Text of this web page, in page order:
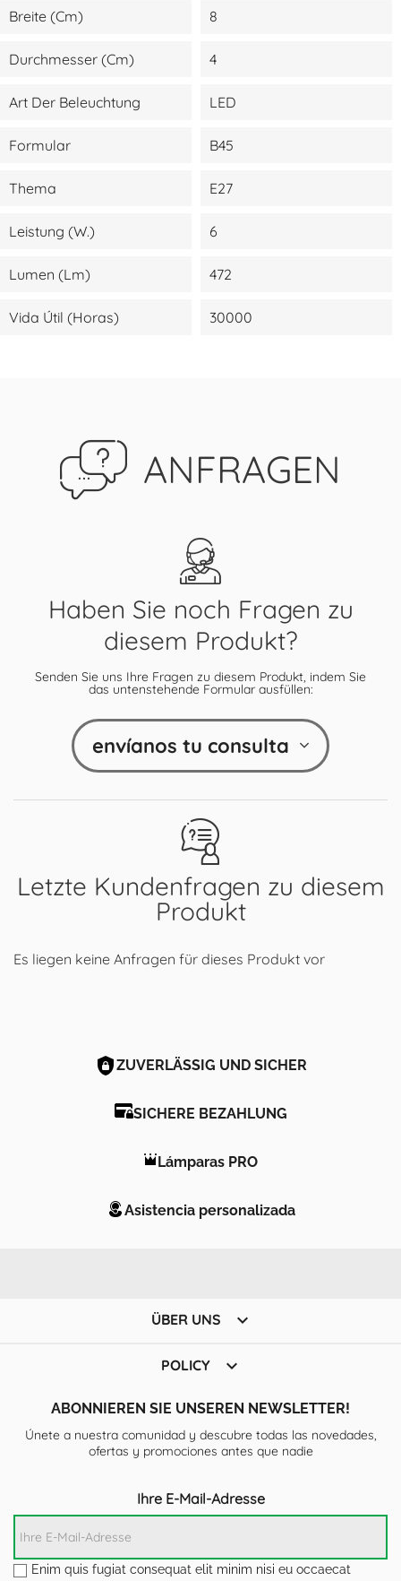
Breite (cm) 8
Durchmesser (cm) 4
Art Der Beleuchtung LED
Formular B45
Thema E27
Leistung (W.) 6
Lumen (lm) 472
Vida Útil (Horas) 30000
ANFRAGEN
Letzte Kundenfragen zu diesem
Produkt
Es liegen keine Anfragen für dieses Produkt vor
Haben Sie noch Fragen zu
diesem Produkt?
Senden Sie uns Ihre Fragen zu diesem Produkt, indem Sie
das untenstehende Formular ausfüllen:
envíanos tu consulta
ZUVERLÄSSIG UND SICHER
SICHERE BEZAHLUNG
Lámparas PRO
Asistencia personalizada
ÜBER UNS 
POLICY 
ABONNIEREN SIE UNSEREN NEWSLETTER!
Únete a nuestra comunidad y descubre todas las novedades,
ofertas y promociones antes que nadie
Ihre E-Mail-Adresse
Enim quis fugiat consequat elit minim nisi eu occaecat